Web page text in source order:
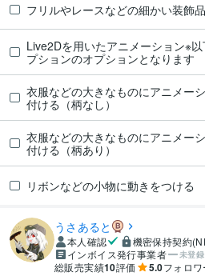
フリルやレースなどの細かい装飾品
Live2Dを用いたアニメーション※
プションのオプションとなります
衣服などの大きなものにアニメー
付ける（柄なし）
衣服などの大きなものにアニメー
付ける（柄あり）
リボンなどの小物に動きをつける
うさあると
本人確認
機密保持契約
インボイス発行事業者
未登録
総販売実績10評価 5.0フォロワ